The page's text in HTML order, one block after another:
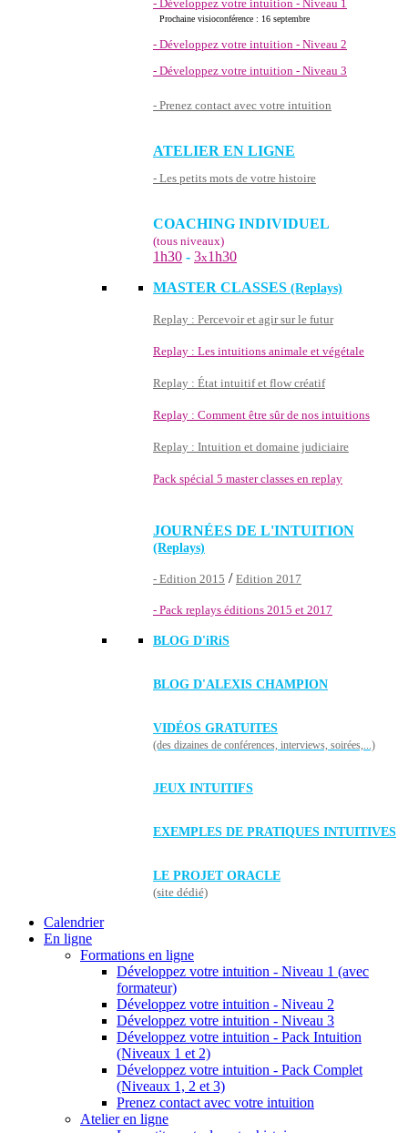
- Développez votre intuition - Niveau 1
Prochaine visioconférence : 16 septembre
- Développez votre intuition - Niveau 2
- Développez votre intuition - Niveau 3
- Prenez contact avec votre intuition
ATELIER EN LIGNE
- Les petits mots de votre histoire
COACHING INDIVIDUEL
(tous niveaux)
1h30 - 3x1h30
MASTER CLASSES (Replays)
Replay : Percevoir et agir sur le futur
Replay : Les intuitions animale et végétale
Replay : État intuitif et flow créatif
Replay : Comment être sûr de nos intuitions
Replay : Intuition et domaine judiciaire
Pack spécial 5 master classes en replay
JOURNÉES DE L'INTUITION
(Replays)
- Edition 2015 / Edition 2017
- Pack replays éditions 2015 et 2017
BLOG D'iRiS
BLOG D'ALEXIS CHAMPION
VIDÉOS GRATUITES
(des dizaines de conférences, interviews, soirées,...)
JEUX INTUITIFS
EXEMPLES DE PRATIQUES INTUITIVES
LE PROJET ORACLE
(site dédié)
Calendrier
En ligne
Formations en ligne
Développez votre intuition - Niveau 1 (avec
formateur)
Développez votre intuition - Niveau 2
Développez votre intuition - Niveau 3
Développez votre intuition - Pack Intuition
(Niveaux 1 et 2)
Développez votre intuition - Pack Complet
(Niveaux 1, 2 et 3)
Prenez contact avec votre intuition
Atelier en ligne